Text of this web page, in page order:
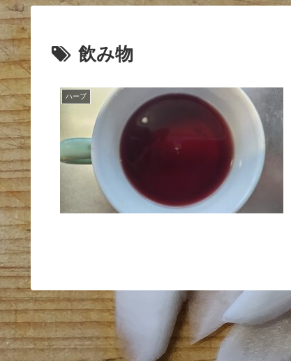
飲み物
ハーブ